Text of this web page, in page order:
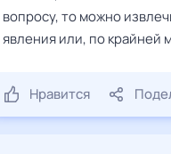
вопросу, то можно
явления или, по крайней
Нравится